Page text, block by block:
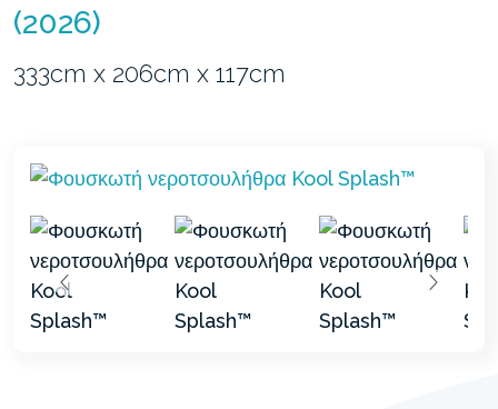
(2026)
333cm x 206cm x 117cm